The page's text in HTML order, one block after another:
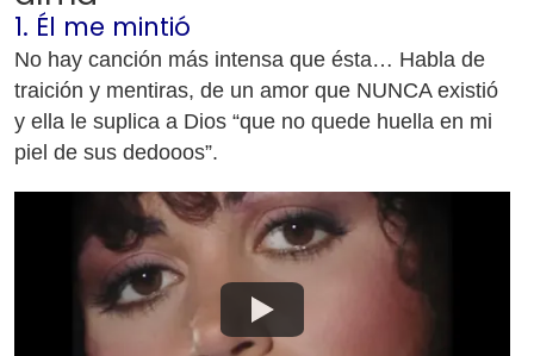
1. Él me mintió
No hay canción más intensa que ésta… Habla de
traición y mentiras, de un amor que NUNCA existió
y ella le suplica a Dios “que no quede huella en mi
piel de sus dedooos”.